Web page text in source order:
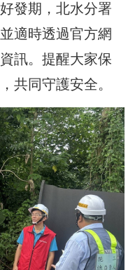
發期，北水分署
適時透過官方網
訊。提醒大家保
共同守護安全。